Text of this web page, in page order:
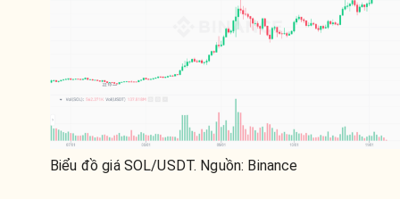
Biểu đồ giá SOL/USDT. Nguồn: Binance